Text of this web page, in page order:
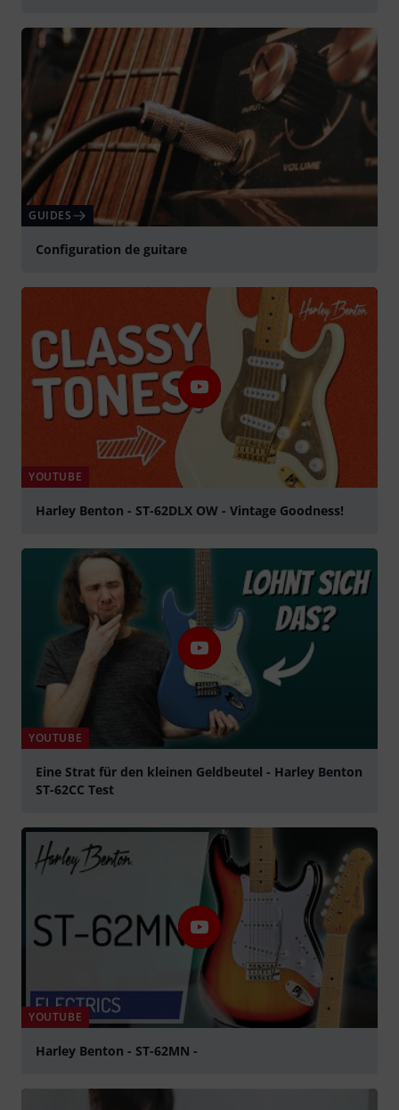
GUIDES
Configuration de guitare
YOUTUBE
Harley Benton - ST-62DLX OW - Vintage Goodness!
YOUTUBE
Eine Strat für den kleinen Geldbeutel - Harley Benton
ST-62CC Test
YOUTUBE
Harley Benton - ST-62MN -